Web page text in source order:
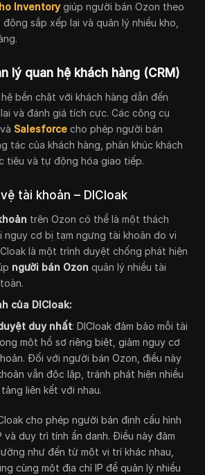
Inventorygiúp người bán Ozon theo
sắp xếp lại và quản lý nhiều kho,
lý quan hệ khách hàng (CRM)
bền chặt với khách hàng dẫn đến
và đánh giá tích cực. Các công cụ
và Salesforce cho phép người bán
tác của khách hàng, phân khúc khách
tiêu và tự động hóa giao tiếp.
tài khoản – DICloak
trên Ozon có thể là một thách
cơ bị tạm ngưng tài khoản do vi
là một trình duyệt chống phát hiện
người bán Ozon quản lý nhiều tài
của DICloak:
duy nhất: DICloak đảm bảo mỗi tài
một hồ sơ riêng biệt, giảm nguy cơ
Đối với người bán Ozon, điều này
vẫn độc lập, tránh phát hiện nhiều
liên kết với nhau.
cho phép người bán định cấu hình
và duy trì tính ẩn danh. Điều này đảm
như đến từ một vị trí khác nhau,
cùng một địa chỉ IP để quản lý nhiều